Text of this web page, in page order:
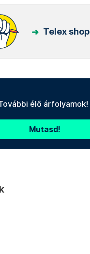
Telex shop
élő árfolyamok!
Mutasd!